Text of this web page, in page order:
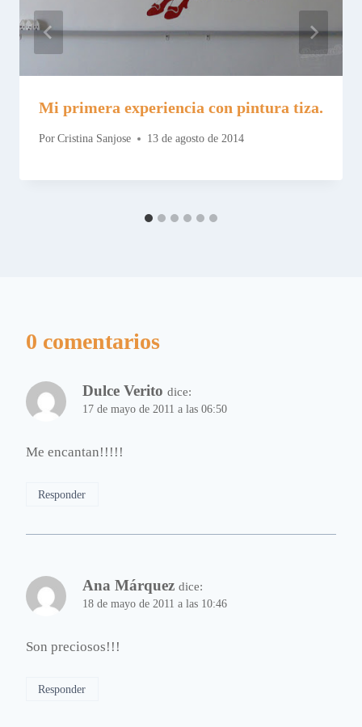
Mi primera experiencia con pintura tiza.
Por Cristina Sanjose 13 de agosto de 2014
0 comentarios
Dulce Verito dice:
17 de mayo de 2011 a las 06:50
Me encantan!!!!!
Responder
Ana Márquez dice:
18 de mayo de 2011 a las 10:46
Son preciosos!!!
Responder